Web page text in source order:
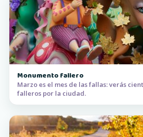
Monumento fallero
Marzo es el mes de las fallas: verás
falleros por la ciudad.